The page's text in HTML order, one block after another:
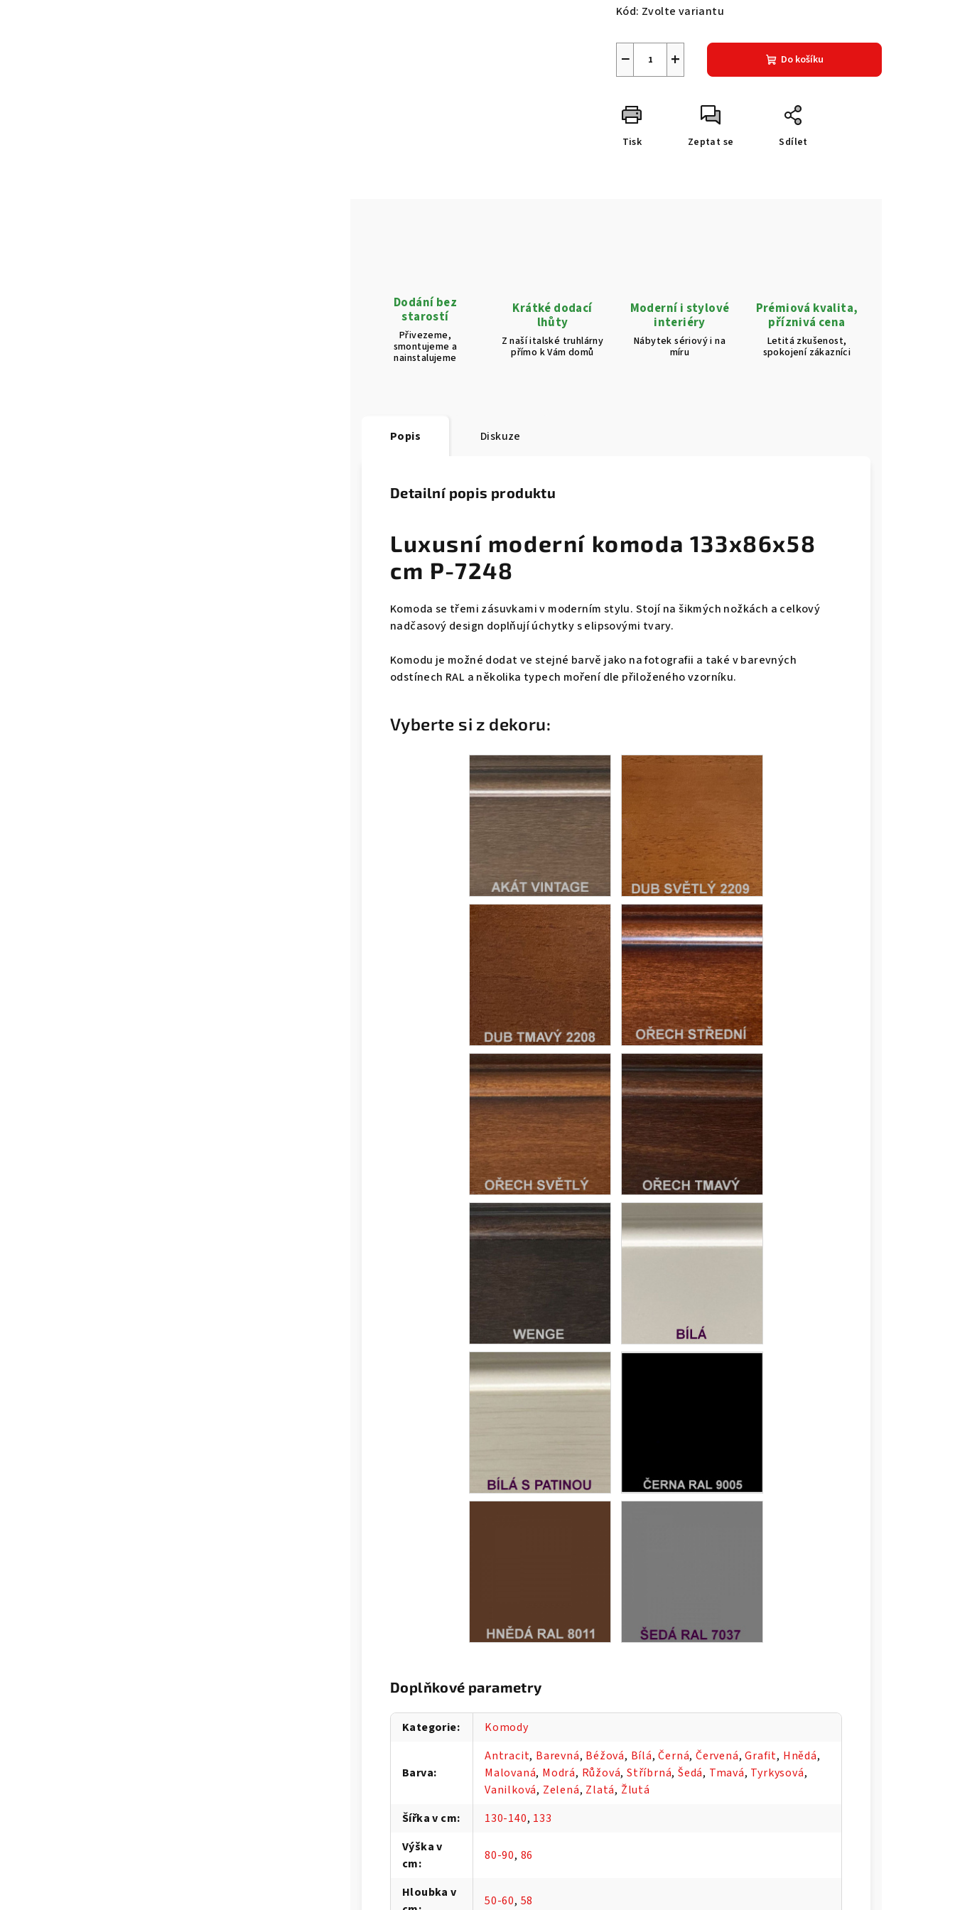
Kód: Zvolte variantu
+
− Do košíku
Tisk Zeptat se Sdílet
Dodání bez
starostí
Přivezeme,
smontujeme a
nainstalujeme
Krátké dodací
lhůty
Z naší italské truhlárny
přímo k Vám domů
Moderní i stylové
interiéry
Nábytek sériový i na
míru
Prémiová kvalita,
příznivá cena
Letitá zkušenost,
spokojení zákazníci
Popis Diskuze
Detailní popis produktu
Luxusní moderní komoda 133x86x58
cm P-7248
Komoda se třemi zásuvkami v moderním stylu. Stojí na šikmých nožkách a celkový
nadčasový design doplňují úchytky s elipsovými tvary.
Komodu je možné dodat ve stejné barvě jako na fotografii a také v barevných
odstínech RAL a několika typech moření dle přiloženého vzorníku.
Vyberte si z dekoru:
Doplňkové parametry
Kategorie: Komody
Barva:
Antracit, Barevná, Béžová, Bílá,Černá,Červená,Grafit, Hnědá,
Malovaná, Modrá, Růžová,Stříbrná,Šedá, Tmavá, Tyrkysová,
Vanilková, Zelená, Zlatá, Žlutá
Šířka v cm: 130-140, 133
Výška v
cm:
80-90, 86
Hloubka v
50-60, 58